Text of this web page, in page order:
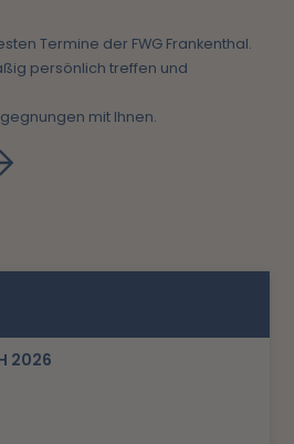
Termine der FWG Frankenthal.
persönlich treffen und
mit Ihnen.
2026